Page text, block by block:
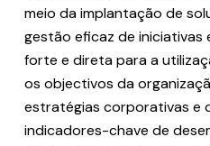
meio da implantação de
gestão eficaz de iniciativas
forte e direta para a
os objectivos da
estratégias corporativas e
indicadores-chave de